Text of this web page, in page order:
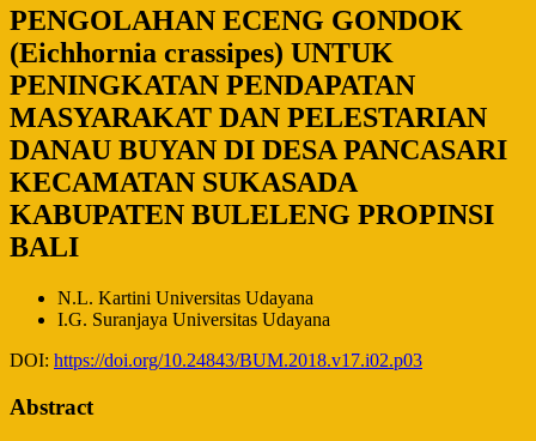
PENGOLAHAN ECENG GONDOK
(Eichhornia crassipes) UNTUK
PENINGKATAN PENDAPATAN
MASYARAKAT DAN PELESTARIAN
DANAU BUYAN DI DESA PANCASARI
KECAMATAN SUKASADA
KABUPATEN BULELENG PROPINSI
BALI
N.L. Kartini Universitas Udayana
I.G. Suranjaya Universitas Udayana
DOI: https://doi.org/10.24843/BUM.2018.v17.i02.p03
Abstract